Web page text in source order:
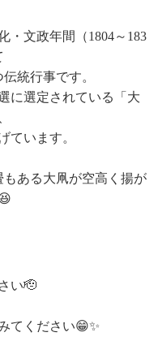
・文政年間（1804～183
統行事です。
に選定されている「大
ています。
ある大凧が空高く揚が
い🫡
てください😁✨